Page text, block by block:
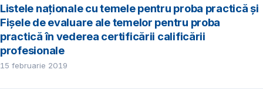
Listele naționale cu temele pentru proba practică și
Fișele de evaluare ale temelor pentru proba
practică în vederea certificării calificării
profesionale
15 februarie 2019